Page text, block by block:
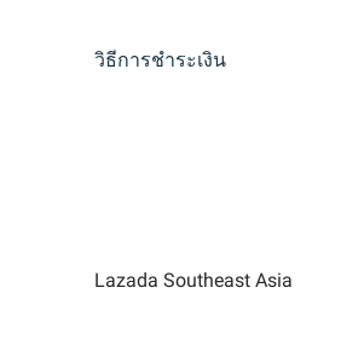
วิธีการชำระเงิน
Lazada Southeast Asia